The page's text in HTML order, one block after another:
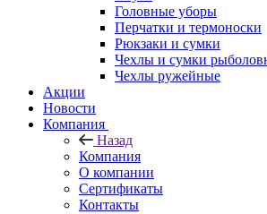
Головные уборы
Перчатки и термоноски
Рюкзаки и сумки
Чехлы и сумки
Чехлы ружейные
Акции
Новости
Компания
Назад
Компания
О компании
Сертификаты
Контакты